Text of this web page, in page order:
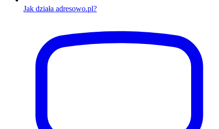
Jak działa adresowo.pl?